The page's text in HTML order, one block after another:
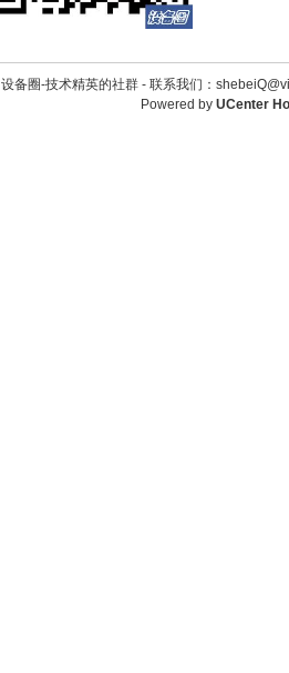
设备圈-技术精英的社群 - 联系我们：
Powered by UCenter